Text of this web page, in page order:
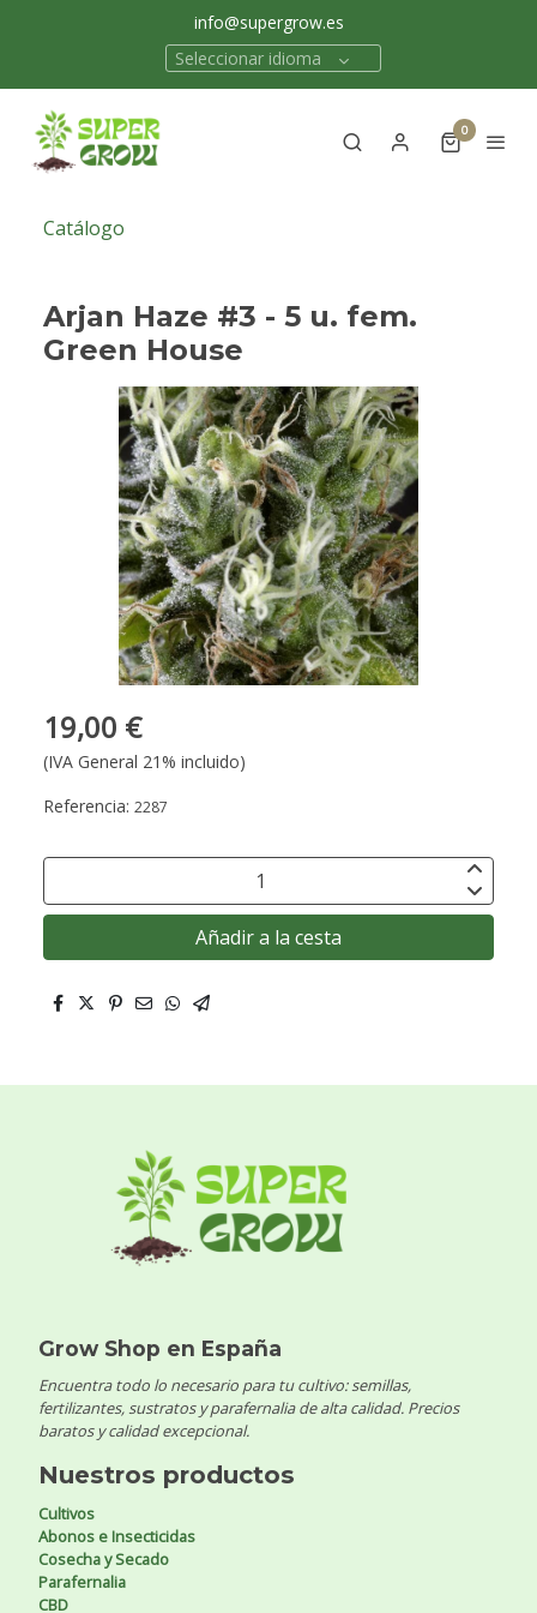
info@supergrow.es
Seleccionar idioma
0
Catálogo
Arjan Haze #3 - 5 u. fem.
Green House
19,00 €
(IVA General 21% incluido)
Referencia: 2287
Añadir a la cesta
Grow Shop en España
Encuentra todo lo necesario para tu cultivo: semillas,
fertilizantes, sustratos y parafernalia de alta calidad. Precios
baratos y calidad excepcional.
Nuestros productos
Cultivos
Abonos e Insecticidas
Cosecha y Secado
Parafernalia
CBD